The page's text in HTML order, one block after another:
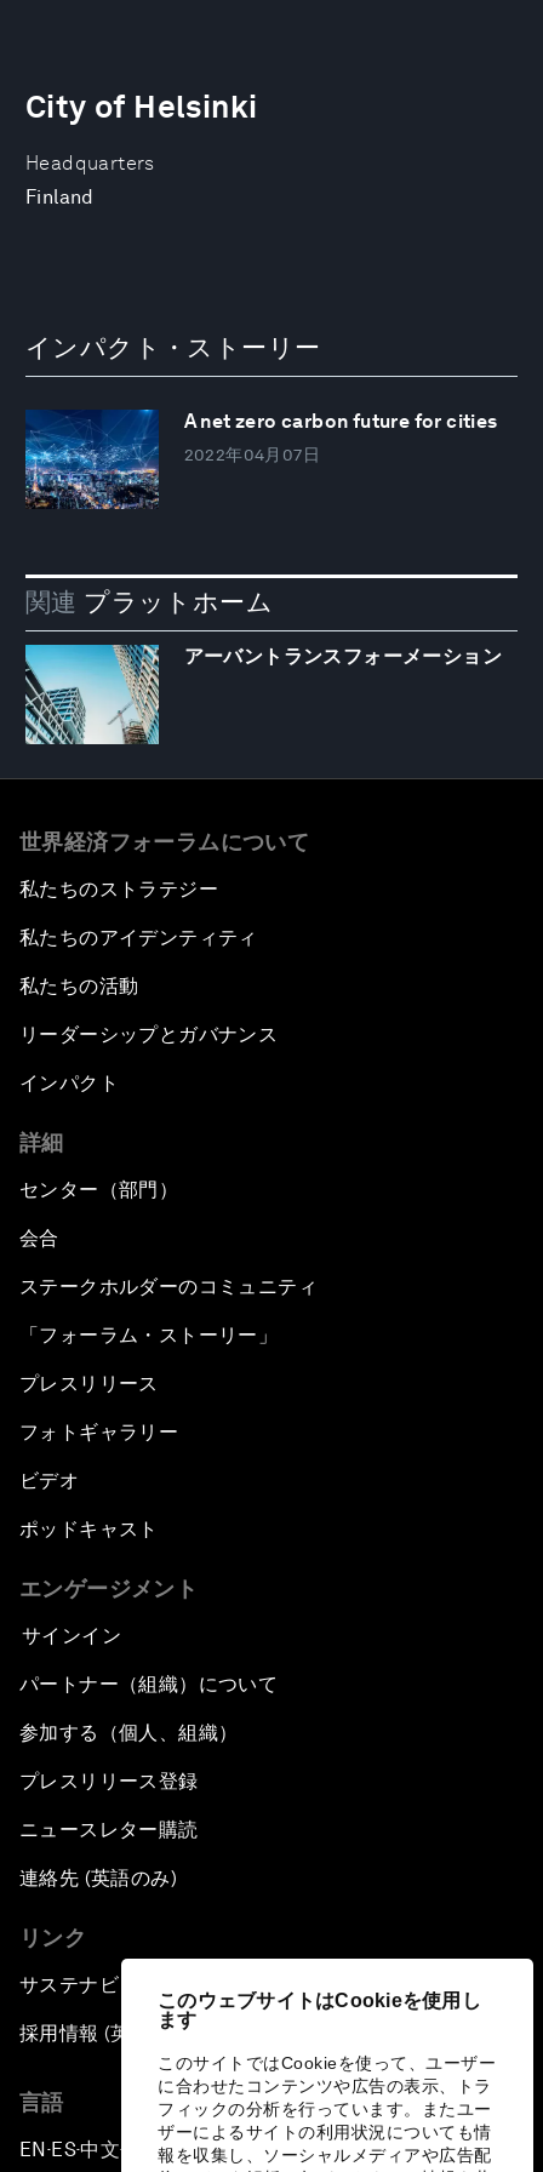
このウェブサイトはCookieを使用し
ます
このサイトではCookieを使って、ユーザー
に合わせたコンテンツや広告の表示、トラ
フィックの分析を行っています。またユー
ザーによるサイトの利用状況についても情
報を収集し、ソーシャルメディアや広告配
Headquarters
Finland
City of Helsinki
インパクト・ストーリー
A net zero carbon future for cities
2022年04月07日
関連 プラットホーム
アーバントランスフォーメーション
世界経済フォーラムについて
私たちのストラテジー
私たちのアイデンティティ
私たちの活動
リーダーシップとガバナンス
インパクト
詳細
センター（部門）
会合
ステークホルダーのコミュニティ
「フォーラム・ストーリー」
プレスリリース
フォトギャラリー
ビデオ
ポッドキャスト
エンゲージメント
サインイン
パートナー（組織）について
参加する（個人、組織）
プレスリリース登録
ニュースレター購読
連絡先 (英語のみ)
リンク
サステナビリティへの取り組み
採用情報 (英語のみ)
言語
EN ▪ES▪中文▪ 日本語